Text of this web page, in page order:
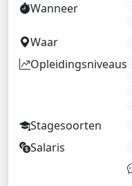
Wanneer
Waar
Opleidingsniveaus
Stagesoorten
Salaris